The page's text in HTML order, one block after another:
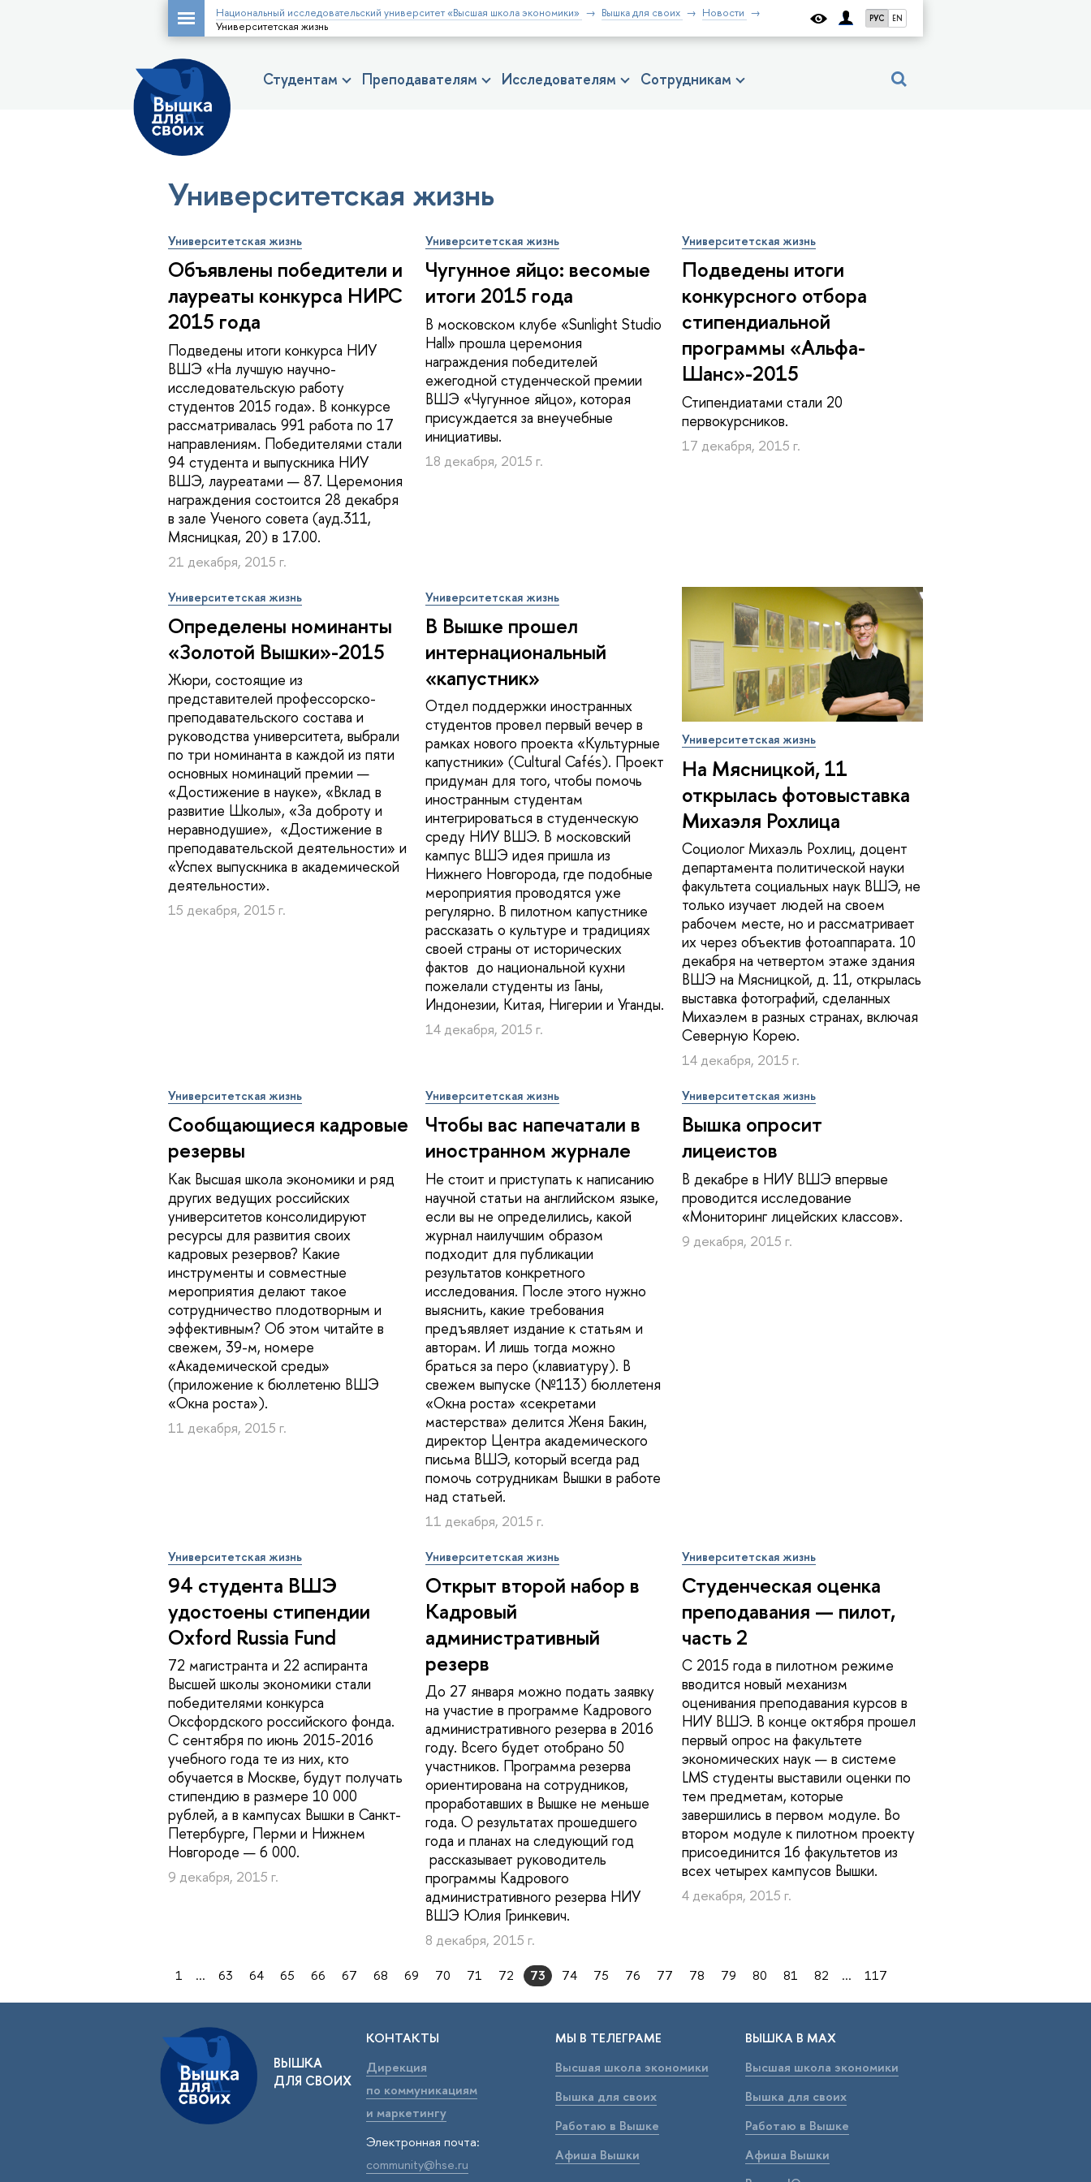
РУС EN
Национальный исследовательский университет «Высшая школа экономики» Вышка для своих
Новости
Университетская жизнь
Студентам Преподавателям Исследователям Сотрудникам
Университетская жизнь
Университетская жизнь
Объявлены победители и
лауреаты конкурса НИРС
2015 года
Подведены итоги конкурса НИУ
ВШЭ «На лучшую научно-
исследовательскую работу
студентов 2015 года». В конкурсе
рассматривалась 991 работа по 17
направлениям. Победителями стали
94 студента и выпускника НИУ
ВШЭ, лауреатами — 87. Церемония
награждения состоится 28 декабря
в зале Ученого совета (ауд.311,
Мясницкая, 20) в 17.00.
21 декабря, 2015 г.
Университетская жизнь
Чугунное яйцо: весомые
итоги 2015 года
В московском клубе «Sunlight Studio
Hall» прошла церемония
награждения победителей
ежегодной студенческой премии
ВШЭ «Чугунное яйцо», которая
присуждается за внеучебные
инициативы.
18 декабря, 2015 г.
Университетская жизнь
Подведены итоги
конкурсного отбора
стипендиальной
программы «Альфа-
Шанс»-2015
Стипендиатами стали 20
первокурсников.
17 декабря, 2015 г.
Университетская жизнь
Определены номинанты
«Золотой Вышки»-2015
Жюри, состоящие из
представителей профессорско-
преподавательского состава и
руководства университета, выбрали
по три номинанта в каждой из пяти
основных номинаций премии —
«Достижение в науке», «Вклад в
развитие Школы», «За доброту и
неравнодушие», «Достижение в
преподавательской деятельности» и
«Успех выпускника в академической
деятельности».
15 декабря, 2015 г.
Университетская жизнь
В Вышке прошел
интернациональный
«капустник»
Отдел поддержки иностранных
студентов провел первый вечер в
рамках нового проекта «Культурные
капустники» (Cultural Cafés). Проект
придуман для того, чтобы помочь
иностранным студентам
интегрироваться в студенческую
среду НИУ ВШЭ. В московский
кампус ВШЭ идея пришла из
Нижнего Новгорода, где подобные
мероприятия проводятся уже
регулярно. В пилотном капустнике
рассказать о культуре и традициях
своей страны от исторических
фактов до национальной кухни
пожелали студенты из Ганы,
Индонезии, Китая, Нигерии и Уганды.
14 декабря, 2015 г.
Университетская жизнь
На Мясницкой, 11
открылась фотовыставка
Михаэля Рохлица
Социолог Михаэль Рохлиц, доцент
департамента политической науки
факультета социальных наук ВШЭ, не
только изучает людей на своем
рабочем месте, но и рассматривает
их через объектив фотоаппарата. 10
декабря на четвертом этаже здания
ВШЭ на Мясницкой, д. 11, открылась
выставка фотографий, сделанных
Михаэлем в разных странах, включая
Северную Корею.
14 декабря, 2015 г.
Университетская жизнь
Сообщающиеся кадровые
резервы
Как Высшая школа экономики и ряд
других ведущих российских
университетов консолидируют
ресурсы для развития своих
кадровых резервов? Какие
инструменты и совместные
мероприятия делают такое
сотрудничество плодотворным и
эффективным? Об этом читайте в
свежем, 39-м, номере
«Академической среды»
(приложение к бюллетеню ВШЭ
«Окна роста»).
11 декабря, 2015 г.
Университетская жизнь
Чтобы вас напечатали в
иностранном журнале
Не стоит и приступать к написанию
научной статьи на английском языке,
если вы не определились, какой
журнал наилучшим образом
подходит для публикации
результатов конкретного
исследования. После этого нужно
выяснить, какие требования
предъявляет издание к статьям и
авторам. И лишь тогда можно
браться за перо (клавиатуру). В
свежем выпуске (№113) бюллетеня
«Окна роста» «секретами
мастерства» делится Женя Бакин,
директор Центра академического
письма ВШЭ, который всегда рад
помочь сотрудникам Вышки в работе
над статьей.
11 декабря, 2015 г.
Университетская жизнь
Вышка опросит
лицеистов
В декабре в НИУ ВШЭ впервые
проводится исследование
«Мониторинг лицейских классов».
9 декабря, 2015 г.
Университетская жизнь
94 студента ВШЭ
удостоены стипендии
Oxford Russia Fund
72 магистранта и 22 аспиранта
Высшей школы экономики стали
победителями конкурса
Оксфордского российского фонда.
С сентября по июнь 2015-2016
учебного года те из них, кто
обучается в Москве, будут получать
стипендию в размере 10 000
рублей, а в кампусах Вышки в Санкт-
Петербурге, Перми и Нижнем
Новгороде — 6 000.
9 декабря, 2015 г.
Университетская жизнь
Открыт второй набор в
Кадровый
административный
резерв
До 27 января можно подать заявку
на участие в программе Кадрового
административного резерва в 2016
году. Всего будет отобрано 50
участников. Программа резерва
ориентирована на сотрудников,
проработавших в Вышке не меньше
года. О результатах прошедшего
года и планах на следующий год
рассказывает руководитель
программы Кадрового
административного резерва НИУ
ВШЭ Юлия Гринкевич.
8 декабря, 2015 г.
Университетская жизнь
Студенческая оценка
преподавания — пилот,
часть 2
С 2015 года в пилотном режиме
вводится новый механизм
оценивания преподавания курсов в
НИУ ВШЭ. В конце октября прошел
первый опрос на факультете
экономических наук — в системе
LMS студенты выставили оценки по
тем предметам, которые
завершились в первом модуле. Во
втором модуле к пилотном проекту
присоединится 16 факультетов из
всех четырех кампусов Вышки.
4 декабря, 2015 г.
1 ... 63 64 65 66 67 68 69 70 71 72 73 74 75 76 77 78 79 80 81 82 ... 117
ВЫШКА
ДЛЯ СВОИХ
КОНТАКТЫ
Дирекция
по коммуникациям
и маркетингу
Электронная почта:
community@hse.ru
МЫ В ТЕЛЕГРАМЕ
Высшая школа экономики
Вышка для своих
Работаю в Вышке
Афиша Вышки
ВЫШКА В МАХ
Высшая школа экономики
Вышка для своих
Работаю в Вышке
Афиша Вышки